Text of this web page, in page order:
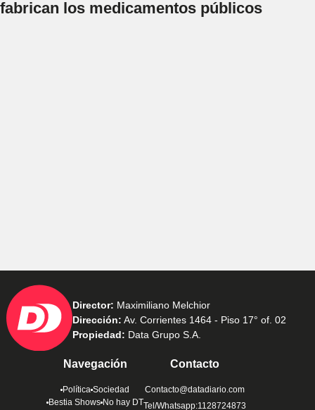
fabrican los medicamentos públicos
Director: Maximiliano Melchior
Dirección: Av. Corrientes 1464 - Piso 17° of. 02
Propiedad: Data Grupo S.A.
Navegación
Política Sociedad
Bestia Shows No hay DT
Contacto
Contacto@datadiario.com
Tel/Whatsapp:1128724873